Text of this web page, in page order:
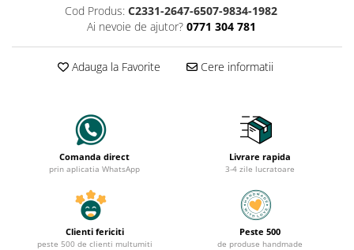
Cod Produs: C2331-2647-6507-9834-1982
Ai nevoie de ajutor? 0771 304 781
Adauga la Favorite Cere informatii
Comanda direct
prin aplicatia WhatsApp
Livrare rapida
3-4 zile lucratoare
Clienti fericiti
peste 500 de clienti multumiti
Peste 500
de produse handmade